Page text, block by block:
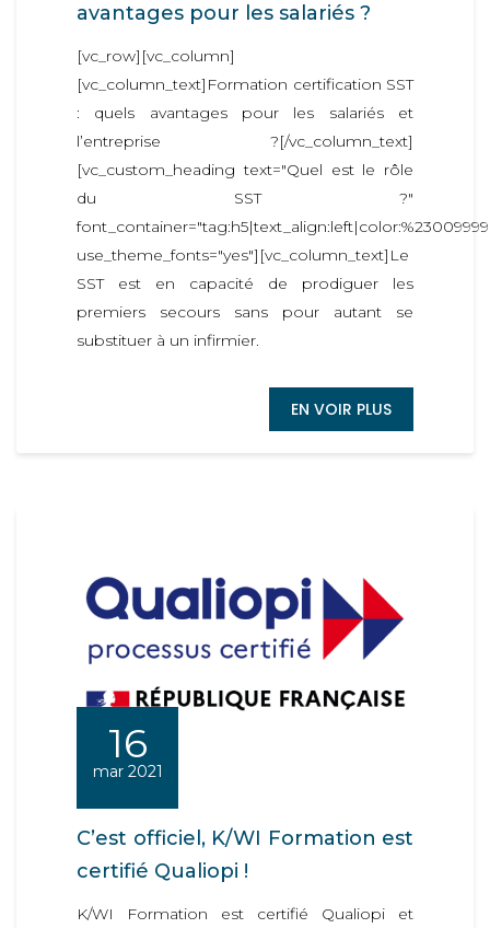
avantages pour les salariés ?
[vc_row][vc_column]
[vc_column_text]Formation certification SST
: quels avantages pour les salariés et
l’entreprise ?[/vc_column_text]
[vc_custom_heading text="Quel est le rôle
du SST ?"
use_theme_fonts="yes"][vc_column_text]Le
SST est en capacité de prodiguer les
premiers secours sans pour autant se
substituer à un infirmier.
EN VOIR PLUS
16
mar 2021
C’est officiel, K/WI Formation est
certifié Qualiopi !
K/WI Formation est certifié Qualiopi et